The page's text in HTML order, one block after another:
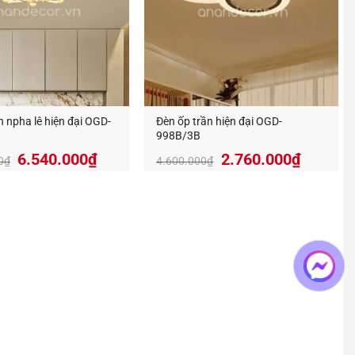
npha lê hiện đại OGD-
₫
Giá
6.540.000₫Giá
Đèn ốp trần hiện đại OGD-
998B/3B
4.600.000₫
Giá
2.760.000₫Giá
hiện